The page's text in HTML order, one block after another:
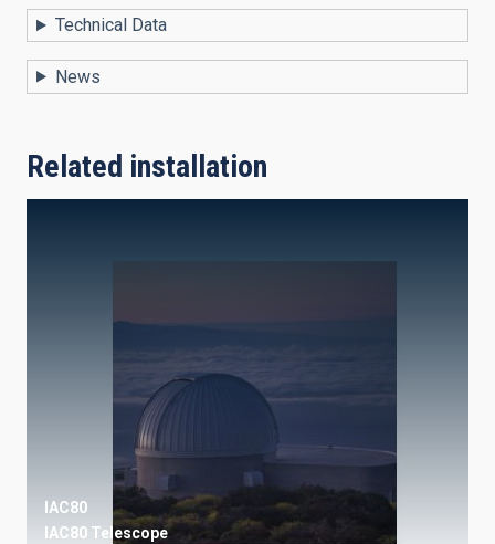
Technical Data
News
Related installation
IAC80
IAC80 Telescope